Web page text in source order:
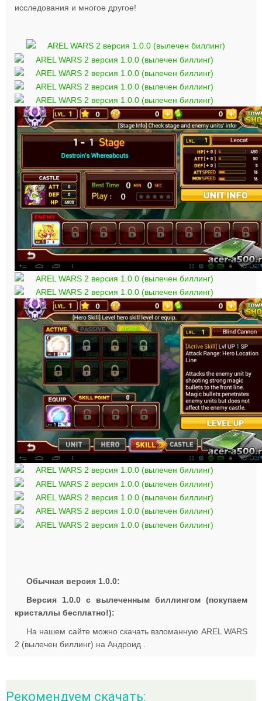
исследования и многое другое!
Обычная версия 1.0.0:
Версия 1.0.0 с вылеченным биллингом (покупаем
кристаллы бесплатно!):
На нашем сайте можно скачать взломанную AREL WARS
2 (вылечен биллинг) на Андроид .
Рекомендуем скачать: